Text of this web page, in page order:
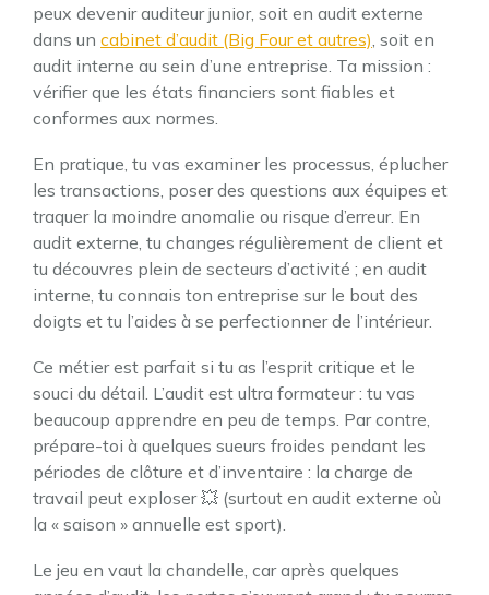
peux devenir auditeur junior, soit en audit externe
dans un cabinet d’audit (Big Four et autres), soit en
audit interne au sein d’une entreprise. Ta mission :
vérifier que les états financiers sont fiables et
conformes aux normes.
En pratique, tu vas examiner les processus, éplucher
les transactions, poser des questions aux équipes et
traquer la moindre anomalie ou risque d’erreur. En
audit externe, tu changes régulièrement de client et
tu découvres plein de secteurs d’activité ; en audit
interne, tu connais ton entreprise sur le bout des
doigts et tu l’aides à se perfectionner de l’intérieur.
Ce métier est parfait si tu as l’esprit critique et le
souci du détail. L’audit est ultra formateur : tu vas
beaucoup apprendre en peu de temps. Par contre,
prépare-toi à quelques sueurs froides pendant les
périodes de clôture et d’inventaire : la charge de
travail peut exploser 💥 (surtout en audit externe où
la « saison » annuelle est sport).
Le jeu en vaut la chandelle, car après quelques